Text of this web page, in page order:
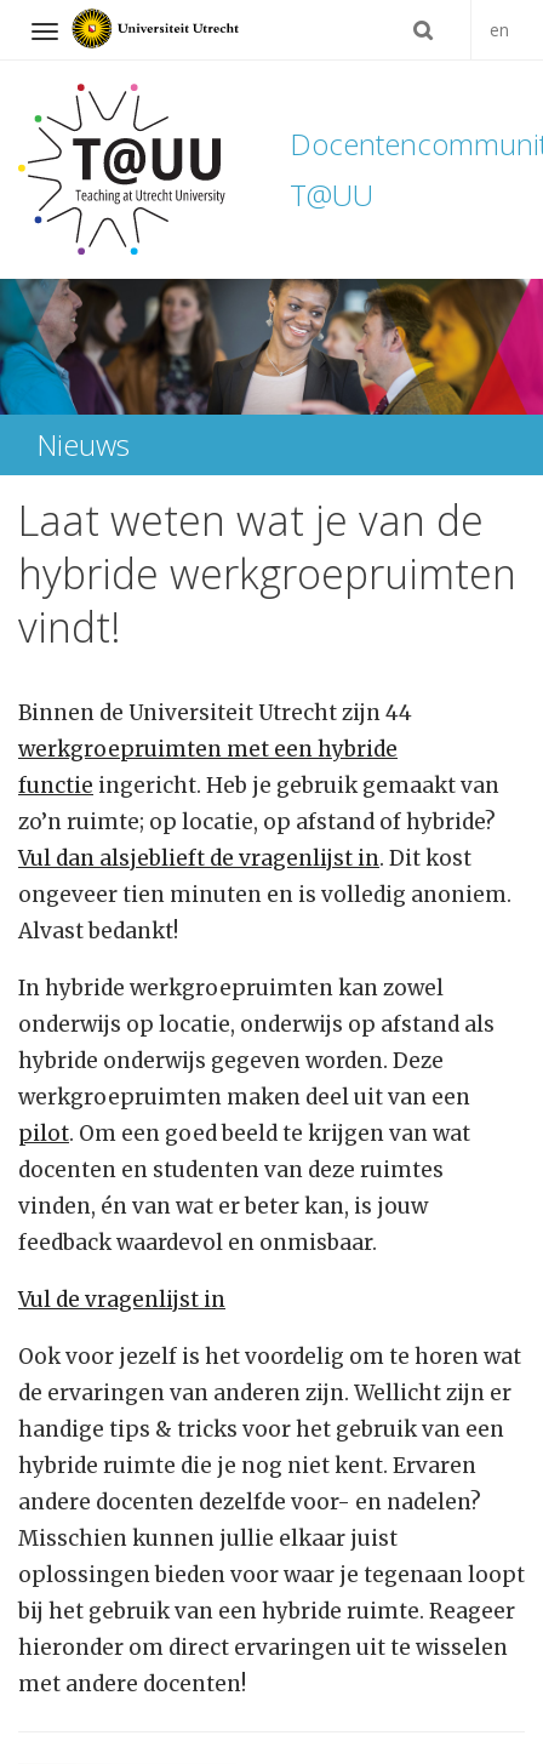
Navigation en
T@UU
Direct
naar
het
inhoud
Nieuws
Laat weten wat je van de
hybride werkgroepruimten
vindt!
Binnen de Universiteit Utrecht zijn 44
werkgroepruimten met een hybride
functie ingericht. Heb je gebruik gemaakt van
zo’n ruimte; op locatie, op afstand of hybride?
Vul dan alsjeblieft de vragenlijst in. Dit kost
ongeveer tien minuten en is volledig anoniem.
Alvast bedankt!
In hybride werkgroepruimten kan zowel
onderwijs op locatie, onderwijs op afstand als
hybride onderwijs gegeven worden. Deze
werkgroepruimten maken deel uit van een
pilot. Om een goed beeld te krijgen van wat
docenten en studenten van deze ruimtes
vinden, én van wat er beter kan, is jouw
feedback waardevol en onmisbaar.
Vul de vragenlijst in
Ook voor jezelf is het voordelig om te horen wat
de ervaringen van anderen zijn. Wellicht zijn er
handige tips & tricks voor het gebruik van een
hybride ruimte die je nog niet kent. Ervaren
andere docenten dezelfde voor- en nadelen?
Misschien kunnen jullie elkaar juist
oplossingen bieden voor waar je tegenaan loopt
bij het gebruik van een hybride ruimte. Reageer
hieronder om direct ervaringen uit te wisselen
met andere docenten!